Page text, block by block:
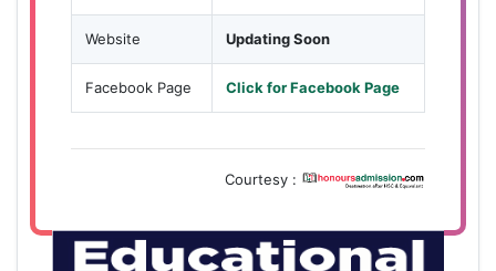
Website Updating Soon
Facebook Page Click for Facebook Page
Courtesy :